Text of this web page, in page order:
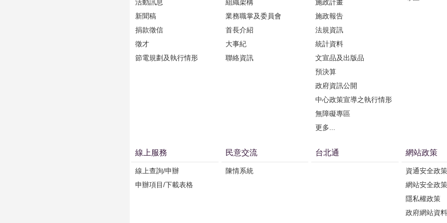
活動訊息
新聞稿
捐款徵信
徵才
節電規劃及執行情形
組織架構
業務職掌及委員會
首長介紹
大事紀
聯絡資訊
施政計畫
施政報告
法規資訊
統計資料
文宣品及出版品
預決算
政府資訊公開
中心政策宣導之執行情形
無障礙專區
更多...
線上服務
線上查詢/申辦
申辦項目/下載表格
民意交流
陳情系統
台北通 網站政策
資通安全政策
網站安全政策
隱私權政策
政府網站資